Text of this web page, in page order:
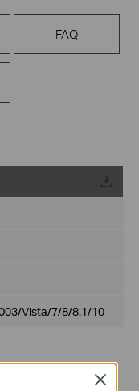
FAQ
Vista/7/8/8.1/10
Close